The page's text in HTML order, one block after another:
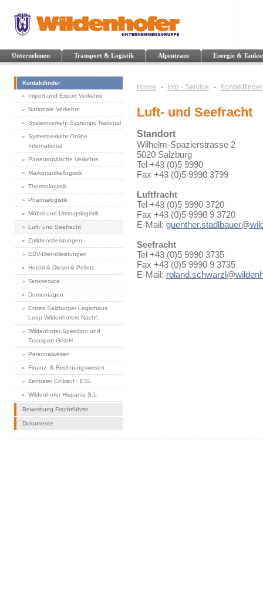
Unternehmen Transport & Logistik Alpentrans Energie &
Kontaktfinder
Import und Export Verkehre
Nationale Verkehre
Systemverkehr Systempo National
Systemverkehr Online
International
Paneuropäische Verkehre
Markenartikellogistik
Thermologistik
Pharmalogistik
Möbel und Umzugslogistik
Luft- und Seefracht
Zolldienstleistungen
EDV-Dienstleistungen
Heizöl & Diesel & Pellets
Tankservice
Demontagen
Erstes Salzburger Lagerhaus
Leop.Wildenhofers Nachf.
Wildenhofer Spedition und
Transport GmbH
Personalwesen
Finanz- & Rechnungswesen
Zentraler Einkauf - ESL
Wildenhofer Hispania S.L.
Bewerbung Frachtführer
Dokumente
Home Info - Service Kontaktfinder
Luft- und Seefracht
Standort
Wilhelm-Spazierstrasse 2
5020 Salzburg
Tel +43 (0)5 9990
Fax +43 (0)5 9990 3799
Luftfracht
Tel +43 (0)5 9990 3720
Fax +43 (0)5 9990 9 3720
E-Mail: guenther.stadlbauer@
Seefracht
Tel +43 (0)5 9990 3735
Fax +43 (0)5 9990 9 3735
E-Mail: roland.schwarzl@